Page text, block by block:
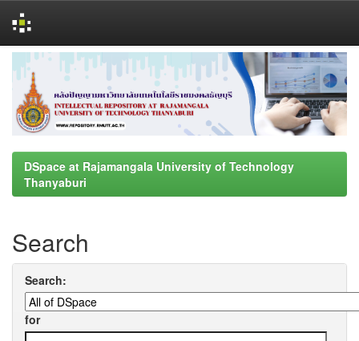
navigation
DSpace at Rajamangala University of Technology
Thanyaburi
Search
Search:
for